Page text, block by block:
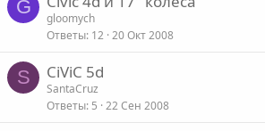
G
gloomych
Ответы 12 20 Окт 2008
S CiViC 5d
SantaCruz
Ответы 5 22 Сен 2008